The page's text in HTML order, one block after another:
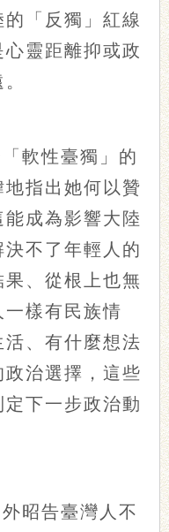
「反獨」紅線
靈距離抑或政
軟性臺獨」的
地指出她何以贊
成為影響大陸
不了年輕人的
、從根上也無
樣有民族情
、有什麼想法
治選擇，這些
下一步政治動
昭告臺灣人不